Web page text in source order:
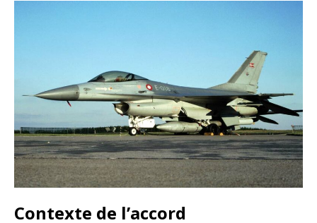
Contexte de l’accord